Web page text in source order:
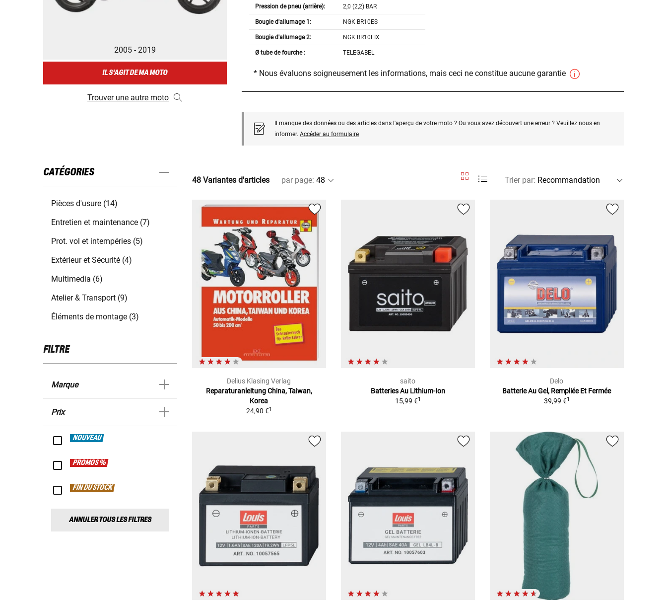
2005 - 2019
IL S'AGIT DE MA MOTO
Trouver une autre moto
Pression de pneu (arrière): 2,0 (2,2) BAR
Bougie d'allumage 1: NGK BR10ES
Bougie d'allumage 2: NGK BR10EIX
Ø tube de fourche : TELEGABEL
* Nous évaluons soigneusement les informations, mais ceci ne constitue aucune garantie
Il manque des données ou des articles dans l'aperçu de votre moto ? Ou vous avez découvert une erreur ? Veuillez nous en
informer. Accéder au formulaire
CATÉGORIES
Pièces d'usure (14)
Entretien et maintenance (7)
Prot. vol et intempéries (5)
Extérieur et Sécurité (4)
Multimedia (6)
Atelier & Transport (9)
Éléments de montage (3)
FILTRE
Marque
Prix
NOUVEAU
PROMOS %
FIN DU STOCK
ANNULER TOUS LES FILTRES
48 Variantes d'articles par page: Trier par:
Delius Klasing Verlag
Reparaturanleitung China, Taiwan,
Korea
24,90 €1
saito
Batteries Au Lithium-Ion
15,99 €1
Delo
Batterie Au Gel, Rempliée Et Fermée
39,99 €1